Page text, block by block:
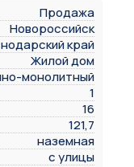
Продажа
Новороссийск
край
Жилой дом
монолитный
1
16
121,7
наземная
с улицы